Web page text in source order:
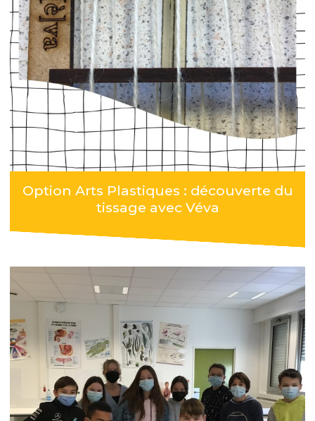
Option Arts Plastiques : découverte du
tissage avec Véva